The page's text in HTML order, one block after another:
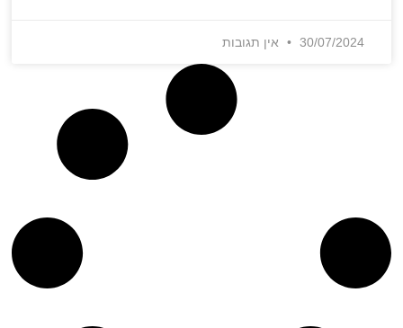
30/07/2024 אין תגובות